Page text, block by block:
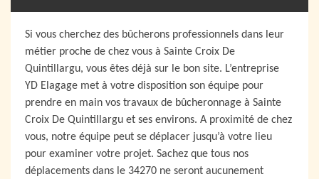
Si vous cherchez des bûcherons professionnels dans leur
métier proche de chez vous à Sainte Croix De
Quintillargu, vous êtes déjà sur le bon site. L’entreprise
YD Elagage met à votre disposition son équipe pour
prendre en main vos travaux de bûcheronnage à Sainte
Croix De Quintillargu et ses environs. A proximité de chez
vous, notre équipe peut se déplacer jusqu’à votre lieu
pour examiner votre projet. Sachez que tous nos
déplacements dans le 34270 ne seront aucunement